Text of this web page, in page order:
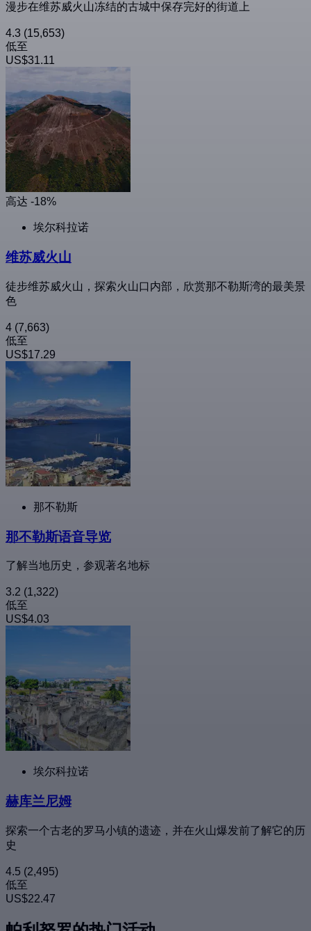
漫步在维苏威火山冻结的古城中保存完好的街道上
4.3 (15,653)
低至
US$31.11
高达 -18%
埃尔科拉诺
维苏威火山
徒步维苏威火山，探索火山口内部，欣赏那不勒斯湾的最美景
色
4 (7,663)
低至
US$17.29
那不勒斯
那不勒斯语音导览
了解当地历史，参观著名地标
3.2 (1,322)
低至
US$4.03
埃尔科拉诺
赫库兰尼姆
探索一个古老的罗马小镇的遗迹，并在火山爆发前了解它的历
史
4.5 (2,495)
低至
US$22.47